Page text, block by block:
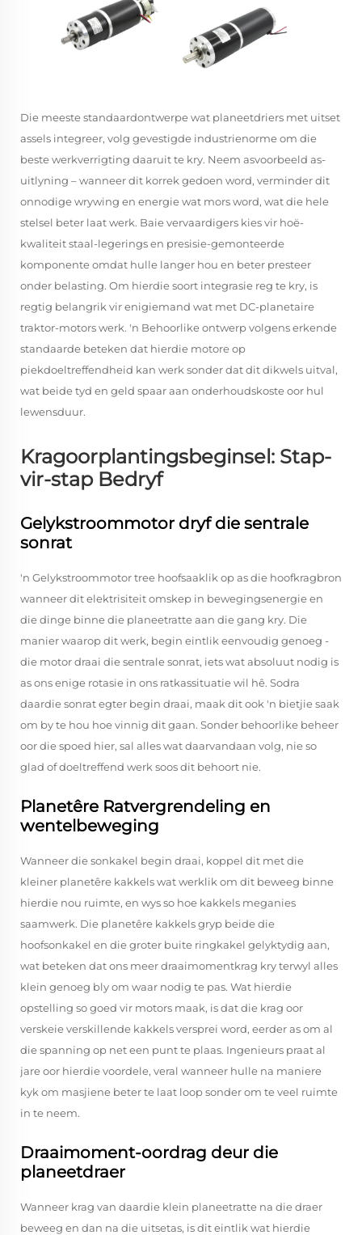
Die meeste standaardontwerpe wat planeetdriers met uitset
assels integreer, volg gevestigde industrienorme om die
beste werkverrigting daaruit te kry. Neem asvoorbeeld as-
uitlyning – wanneer dit korrek gedoen word, verminder dit
onnodige wrywing en energie wat mors word, wat die hele
stelsel beter laat werk. Baie vervaardigers kies vir hoë-
kwaliteit staal-legerings en presisie-gemonteerde
komponente omdat hulle langer hou en beter presteer
onder belasting. Om hierdie soort integrasie reg te kry, is
regtig belangrik vir enigiemand wat met DC-planetaire
traktor-motors werk. 'n Behoorlike ontwerp volgens erkende
standaarde beteken dat hierdie motore op
piekdoeltreffendheid kan werk sonder dat dit dikwels uitval,
wat beide tyd en geld spaar aan onderhoudskoste oor hul
lewensduur.
Kragoorplantingsbeginsel: Stap-
vir-stap Bedryf
Gelykstroommotor dryf die sentrale
sonrat
'n Gelykstroommotor tree hoofsaaklik op as die hoofkragbron
wanneer dit elektrisiteit omskep in bewegingsenergie en
die dinge binne die planeetratte aan die gang kry. Die
manier waarop dit werk, begin eintlik eenvoudig genoeg -
die motor draai die sentrale sonrat, iets wat absoluut nodig is
as ons enige rotasie in ons ratkassituatie wil hê. Sodra
daardie sonrat egter begin draai, maak dit ook 'n bietjie saak
om by te hou hoe vinnig dit gaan. Sonder behoorlike beheer
oor die spoed hier, sal alles wat daarvandaan volg, nie so
glad of doeltreffend werk soos dit behoort nie.
Planetêre Ratvergrendeling en
wentelbeweging
Wanneer die sonkakel begin draai, koppel dit met die
kleiner planetêre kakkels wat werklik om dit beweeg binne
hierdie nou ruimte, en wys so hoe kakkels meganies
saamwerk. Die planetêre kakkels gryp beide die
hoofsonkakel en die groter buite ringkakel gelyktydig aan,
wat beteken dat ons meer draaimomentkrag kry terwyl alles
klein genoeg bly om waar nodig te pas. Wat hierdie
opstelling so goed vir motors maak, is dat die krag oor
verskeie verskillende kakkels versprei word, eerder as om al
die spanning op net een punt te plaas. Ingenieurs praat al
jare oor hierdie voordele, veral wanneer hulle na maniere
kyk om masjiene beter te laat loop sonder om te veel ruimte
in te neem.
Draaimoment-oordrag deur die
planeetdraer
Wanneer krag van daardie klein planeetratte na die draer
beweeg en dan na die uitsetas, is dit eintlik wat hierdie